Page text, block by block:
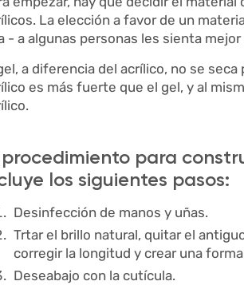
La elección a favor de un
- a algunas personas les sienta
a diferencia del acrílico, no se
es más fuerte que el gel, y al
procedimiento para
los siguientes pasos:
Desinfección de manos y uñas.
Trtar el brillo natural, quitar el
corregir la longitud y crear una
Deseabajo con la cutícula.